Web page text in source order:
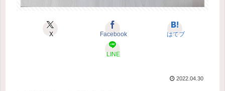
X Facebook はてブ
LINE
2022.04.30